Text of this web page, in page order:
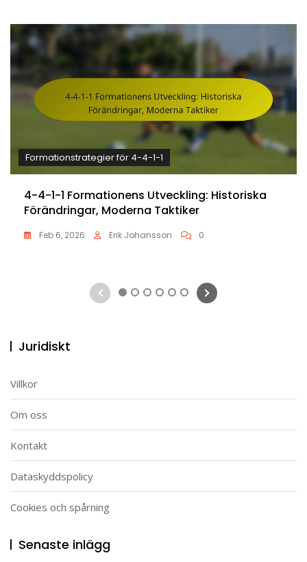
Formationstrategier för 4-4-1-1
4-4-1-1 Formationens Utveckling: Historiska
Förändringar, Moderna Taktiker
Feb 6, 2026 Erik Johansson 0
1 2 3 4 5 6
Juridiskt
Villkor
Om oss
Kontakt
Dataskyddspolicy
Cookies och spårning
Senaste inlägg